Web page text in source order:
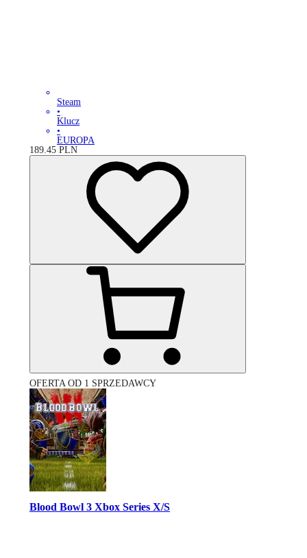
Steam
•
Klucz
•
EUROPA
189.45 PLN
OFERTA OD 1 SPRZEDAWCY
Blood Bowl 3 Xbox Series X/S